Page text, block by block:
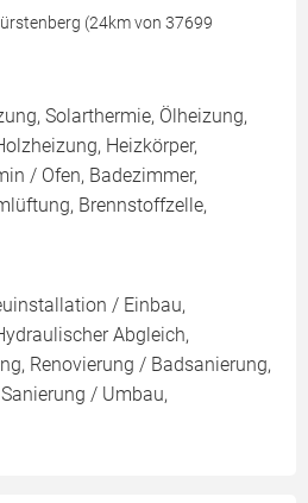
(24km von 37699
Solarthermie, Ölheizung,
Heizkörper,
/ Ofen, Badezimmer,
Brennstoffzelle,
/ Einbau,
Abgleich,
Renovierung / Badsanierung,
/ Umbau,